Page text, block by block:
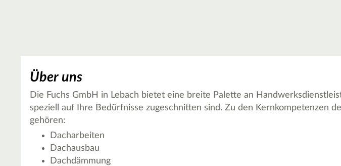
Über uns
Die Fuchs GmbH in Lebach bietet eine breite Palette an
speziell auf Ihre Bedürfnisse zugeschnitten sind. Zu den Kernkompetenzen
gehören:
Dacharbeiten
Dachausbau
Dachdämmung